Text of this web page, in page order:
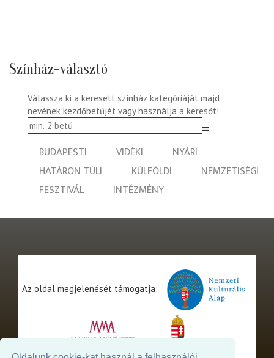
Színház-választó
Válassza ki a keresett színház kategóriáját majd
nevének kezdőbetűjét vagy használja a keresőt!
BUDAPESTI VIDÉKI
NYÁRI
HATÁRON TÚLI
KÜLFÖLDI
NEMZETISÉGI
FESZTIVÁL
INTÉZMÉNY
Az oldal megjelenését támogatja: